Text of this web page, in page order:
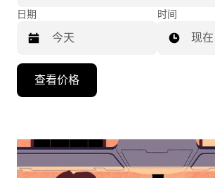
日期
向
头
时间
现在
查看价格